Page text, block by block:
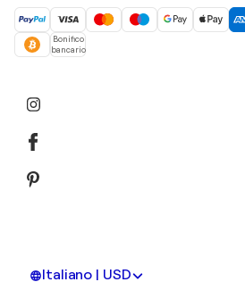
Bonifico
bancario
Italiano | USD